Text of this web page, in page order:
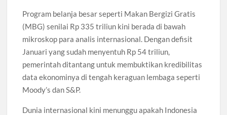
Program belanja besar seperti Makan Bergizi Gratis
(MBG) senilai Rp 335 triliun kini berada di bawah
mikroskop para analis internasional. Dengan defisit
Januari yang sudah menyentuh Rp 54 triliun,
pemerintah ditantang untuk membuktikan kredibilitas
data ekonominya di tengah keraguan lembaga seperti
Moody’s dan S&P.
Dunia internasional kini menunggu apakah Indonesia